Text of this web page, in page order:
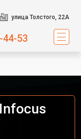
улица Толстого, 22А
44-53